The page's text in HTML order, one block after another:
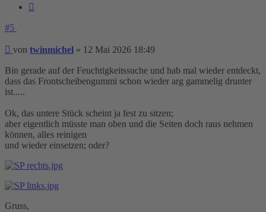
#5
Beitrag
von twinmichel » 12 Mai 2026 18:49
Bin gerade auf der Feuchtigkeitssuche und hab mal wieder entdeckt,
dass das Frontscheibengummi schon wieder arg gammelig drunter
ist.....
Ok, das untere Stück scheint ja fest zu sitzen;
aber eigentlich müsste man oben und die Seiten doch raus nehmen
können, alles reinigen
und wieder einsetzen; oder?
Gruss,